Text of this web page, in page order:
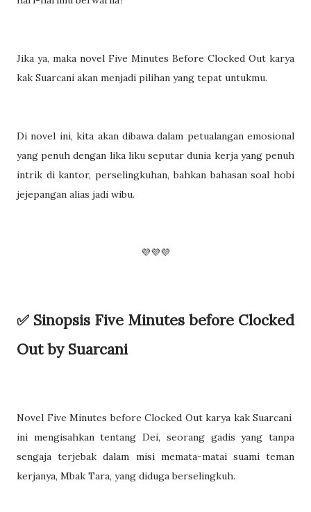
Jika ya, maka novel Five Minutes Before Clocked Out karya
kak Suarcani akan menjadi pilihan yang tepat untukmu.
Di novel ini, kita akan dibawa dalam petualangan emosional
yang penuh dengan lika liku seputar dunia kerja yang penuh
intrik di kantor, perselingkuhan, bahkan bahasan soal hobi
jejepangan alias jadi wibu.
💜💜💜
✅️ Sinopsis Five Minutes before Clocked
Out by Suarcani
Novel Five Minutes before Clocked Out karya kak Suarcani
ini mengisahkan tentang Dei, seorang gadis yang tanpa
sengaja terjebak dalam misi memata-matai suami teman
kerjanya, Mbak Tara, yang diduga berselingkuh.